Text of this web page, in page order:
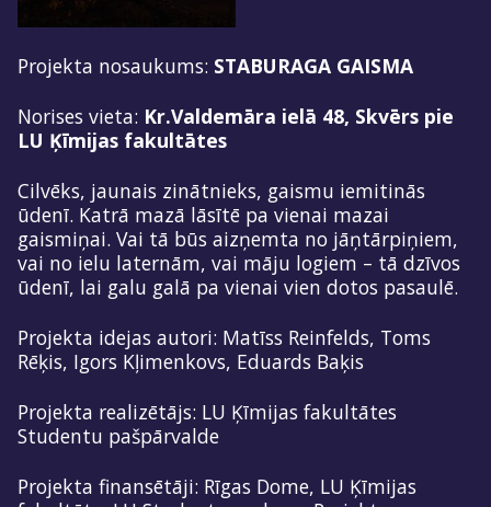
Projekta nosaukums: STABURAGA GAISMA
Norises vieta: Kr.Valdemāra ielā 48, Skvērs pie
LU Ķīmijas fakultātes
Cilvēks, jaunais zinātnieks, gaismu iemitinās
ūdenī. Katrā mazā lāsītē pa vienai mazai
gaismiņai. Vai tā būs aizņemta no jāņtārpiņiem,
vai no ielu laternām, vai māju logiem – tā dzīvos
ūdenī, lai galu galā pa vienai vien dotos pasaulē.
Projekta idejas autori: Matīss Reinfelds, Toms
Rēķis, Igors Kļimenkovs, Eduards Baķis
Projekta realizētājs: LU Ķīmijas fakultātes
Studentu pašpārvalde
Projekta finansētāji: Rīgas Dome, LU Ķīmijas